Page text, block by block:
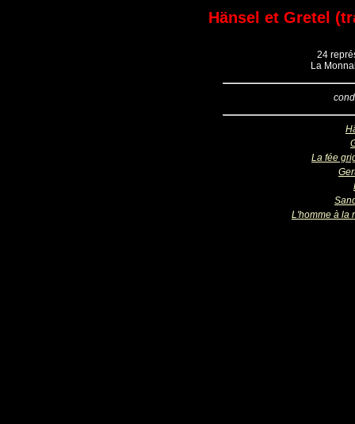
Hänsel et Gretel
24
La
La fée
L'homme à la